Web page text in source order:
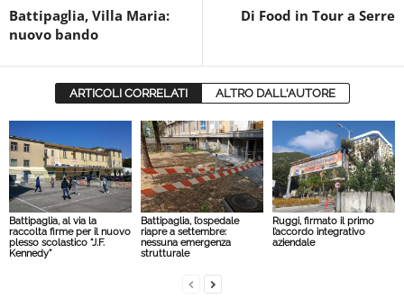
Battipaglia, Villa Maria:
nuovo bando
Di Food in Tour a Serre
ARTICOLI CORRELATI ALTRO DALL'AUTORE
Battipaglia, al via la
raccolta firme per il nuovo
plesso scolastico “J.F.
Kennedy”
Battipaglia, l’ospedale
riapre a settembre:
nessuna emergenza
strutturale
Ruggi, firmato il primo
l’accordo integrativo
aziendale